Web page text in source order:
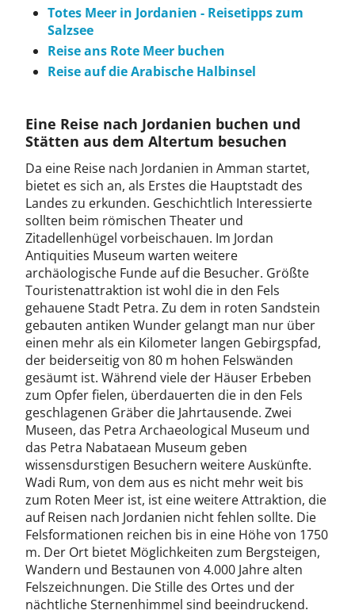
Totes Meer in Jordanien - Reisetipps zum
Salzsee
Reise ans Rote Meer buchen
Reise auf die Arabische Halbinsel
Eine Reise nach Jordanien buchen und
Stätten aus dem Altertum besuchen
Da eine Reise nach Jordanien in Amman startet,
bietet es sich an, als Erstes die Hauptstadt des
Landes zu erkunden. Geschichtlich Interessierte
sollten beim römischen Theater und
Zitadellenhügel vorbeischauen. Im Jordan
Antiquities Museum warten weitere
archäologische Funde auf die Besucher. Größte
Touristenattraktion ist wohl die in den Fels
gehauene Stadt Petra. Zu dem in roten Sandstein
gebauten antiken Wunder gelangt man nur über
einen mehr als ein Kilometer langen Gebirgspfad,
der beiderseitig von 80 m hohen Felswänden
gesäumt ist. Während viele der Häuser Erbeben
zum Opfer fielen, überdauerten die in den Fels
geschlagenen Gräber die Jahrtausende. Zwei
Museen, das Petra Archaeological Museum und
das Petra Nabataean Museum geben
wissensdurstigen Besuchern weitere Auskünfte.
Wadi Rum, von dem aus es nicht mehr weit bis
zum Roten Meer ist, ist eine weitere Attraktion, die
auf Reisen nach Jordanien nicht fehlen sollte. Die
Felsformationen reichen bis in eine Höhe von 1750
m. Der Ort bietet Möglichkeiten zum Bergsteigen,
Wandern und Bestaunen von 4.000 Jahre alten
Felszeichnungen. Die Stille des Ortes und der
nächtliche Sternenhimmel sind beeindruckend.